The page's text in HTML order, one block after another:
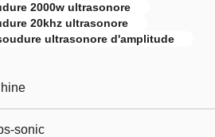
2000w ultrasonore
20khz ultrasonore
ultrasonore d'amplitude
sonic